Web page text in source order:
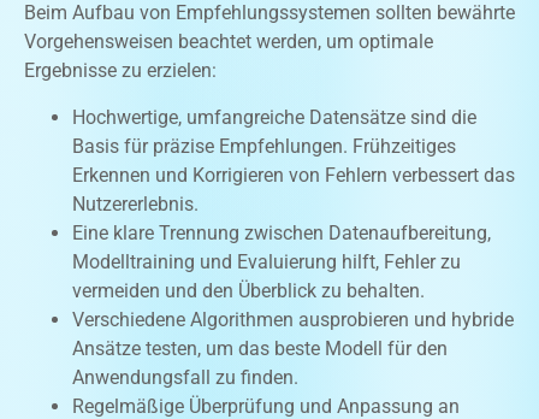
Beim Aufbau von Empfehlungssystemen sollten bewährte
Vorgehensweisen beachtet werden, um optimale
Ergebnisse zu erzielen:
Hochwertige, umfangreiche Datensätze sind die
Basis für präzise Empfehlungen. Frühzeitiges
Erkennen und Korrigieren von Fehlern verbessert das
Nutzererlebnis.
Eine klare Trennung zwischen Datenaufbereitung,
Modelltraining und Evaluierung hilft, Fehler zu
vermeiden und den Überblick zu behalten.
Verschiedene Algorithmen ausprobieren und hybride
Ansätze testen, um das beste Modell für den
Anwendungsfall zu finden.
Regelmäßige Überprüfung und Anpassung an